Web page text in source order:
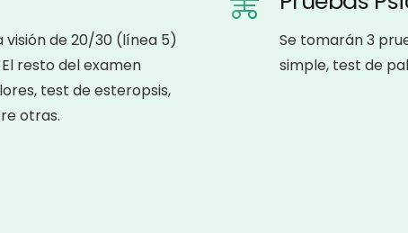
de 20/30 (línea 5)
resto del examen
test de esteropsis,
otras.
Se tomarán 3
simple, test de